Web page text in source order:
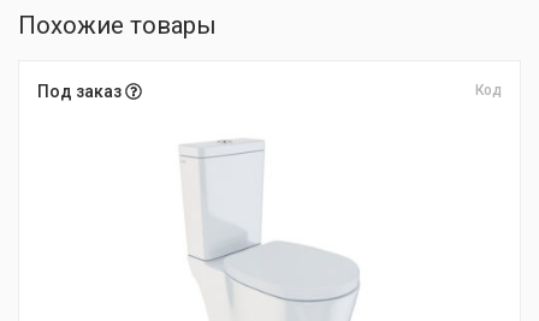
Похожие товары
Под заказ Код